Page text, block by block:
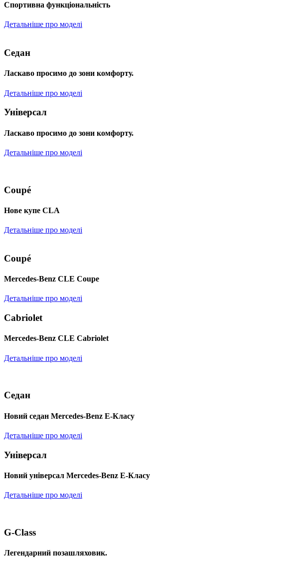
Спортивна функціональність
Детальніше про моделі
Седан
Ласкаво просимо до зони комфорту.
Детальніше про моделі
Універсал
Ласкаво просимо до зони комфорту.
Детальніше про моделі
Coupé
Нове купе CLA
Детальніше про моделі
Coupé
Mercedes-Benz CLE Coupe
Детальніше про моделі
Cabriolet
Mercedes-Benz CLE Cabriolet
Детальніше про моделі
Седан
Новий седан Mercedes-Benz Е-Класу
Детальніше про моделі
Універсал
Новий універсал Mercedes-Benz E-Класу
Детальніше про моделі
G-Class
Легендарний позашляховик.